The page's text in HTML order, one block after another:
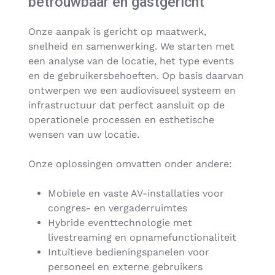
Onze aanpak is gericht op maatwerk,
snelheid en samenwerking. We starten met
een analyse van de locatie, het type events
en de gebruikersbehoeften. Op basis daarvan
ontwerpen we een audiovisueel systeem en
infrastructuur dat perfect aansluit op de
operationele processen en esthetische
wensen van uw locatie.
Onze oplossingen omvatten onder andere:
Mobiele en vaste AV-installaties voor
congres- en vergaderruimtes
Hybride eventtechnologie met
livestreaming en opnamefunctionaliteit
Intuïtieve bedieningspanelen voor
personeel en externe gebruikers